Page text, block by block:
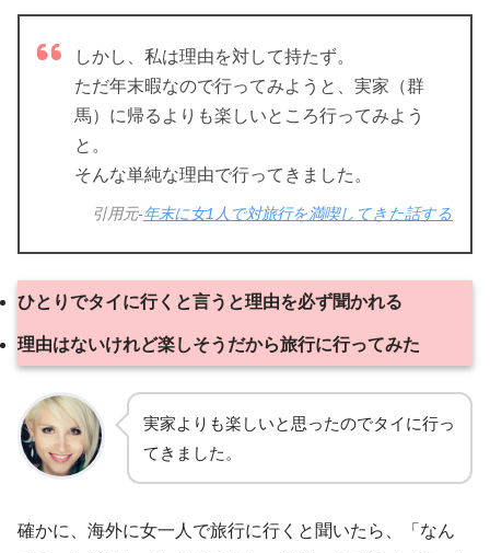
しかし、私は理由を対して持たず。
ただ年末暇なので行ってみようと、実家（群
馬）に帰るよりも楽しいところ行ってみよう
と。
そんな単純な理由で行ってきました。
引用元-年末に女1人で対旅行を満喫してきた話する
ひとりでタイに行くと言うと理由を必ず聞かれる
理由はないけれど楽しそうだから旅行に行ってみた
実家よりも楽しいと思ったのでタイに行っ
てきました。
確かに、海外に女一人で旅行に行くと聞いたら、「なん